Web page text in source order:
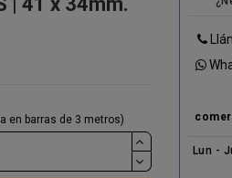
en barras de 3 metros)
Lun -